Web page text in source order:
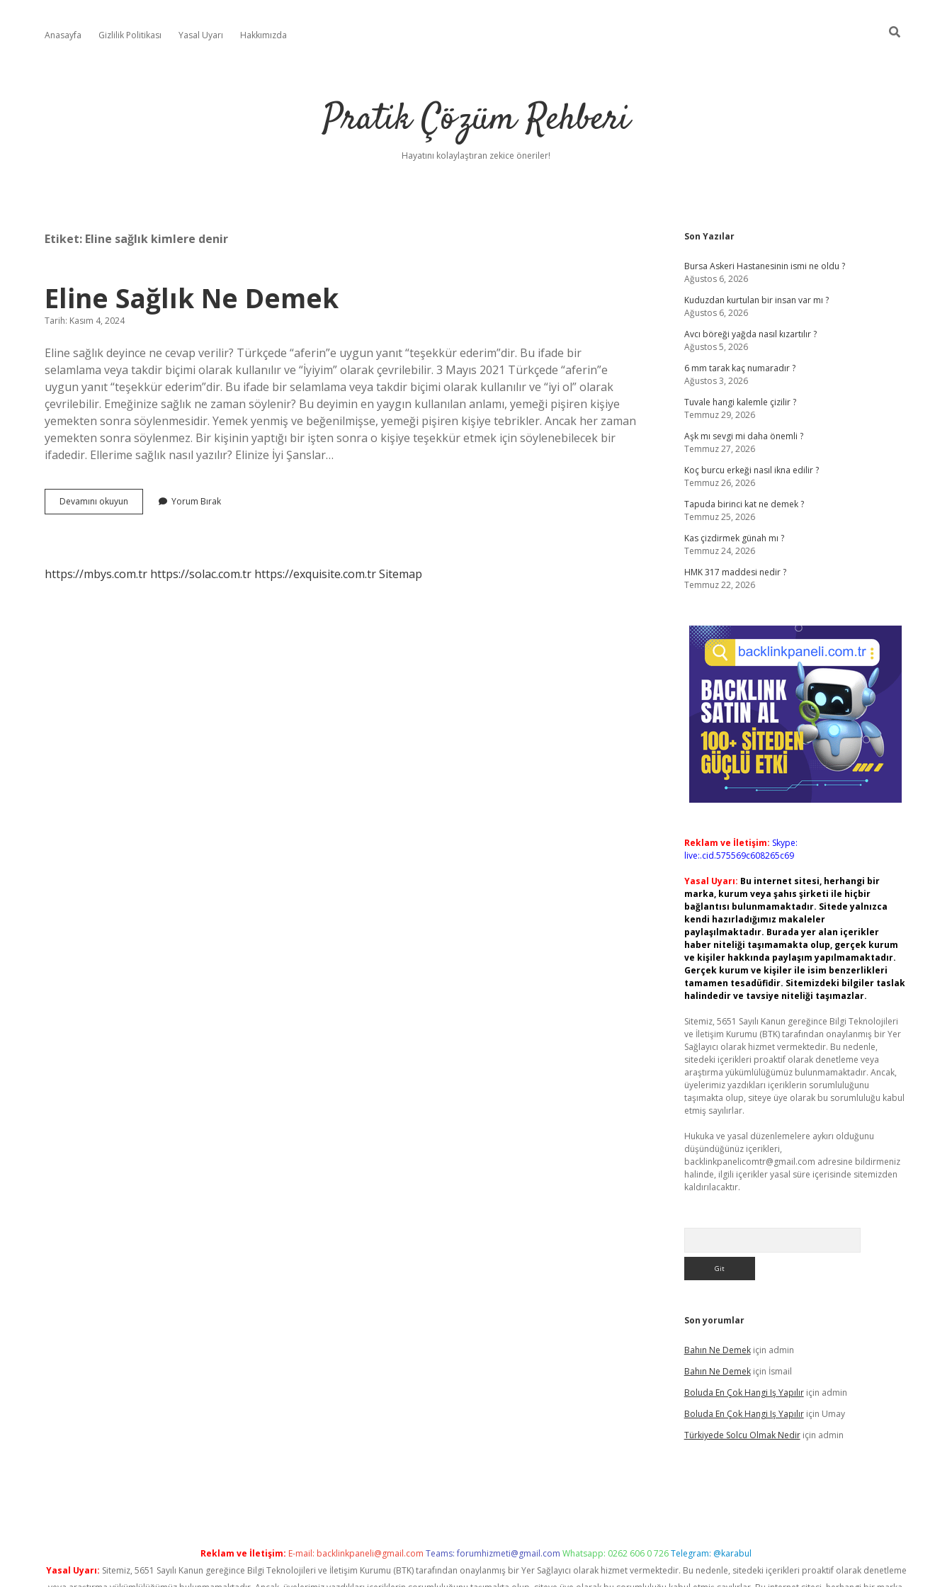
Anasayfa Gizlilik Politikası Yasal Uyarı Hakkımızda
Pratik Çözüm Rehberi
Hayatını kolaylaştıran zekice öneriler!
Etiket: Eline sağlık kimlere denir
Eline Sağlık Ne Demek
Tarih: Kasım 4, 2024
Eline sağlık deyince ne cevap verilir? Türkçede “aferin”e uygun yanıt “teşekkür ederim”dir. Bu ifade bir
selamlama veya takdir biçimi olarak kullanılır ve “İyiyim” olarak çevrilebilir. 3 Mayıs 2021 Türkçede “aferin”e
uygun yanıt “teşekkür ederim”dir. Bu ifade bir selamlama veya takdir biçimi olarak kullanılır ve “iyi ol” olarak
çevrilebilir. Emeğinize sağlık ne zaman söylenir? Bu deyimin en yaygın kullanılan anlamı, yemeği pişiren kişiye
yemekten sonra söylenmesidir. Yemek yenmiş ve beğenilmişse, yemeği pişiren kişiye tebrikler. Ancak her zaman
yemekten sonra söylenmez. Bir kişinin yaptığı bir işten sonra o kişiye teşekkür etmek için söylenebilecek bir
ifadedir. Ellerime sağlık nasıl yazılır? Elinize İyi Şanslar…
Devamını okuyun
Sağlık
Yorum Bırak
https://mbys.com.tr https://solac.com.tr https://exquisite.com.trSitemap
Sidebar
Son Yazılar
Bursa Askeri Hastanesinin ismi ne oldu ?
Ağustos 6, 2026
Kuduzdan kurtulan bir insan var mı ?
Ağustos 6, 2026
Avcı böreği yağda nasıl kızartılır ?
Ağustos 5, 2026
6 mm tarak kaç numaradır ?
Ağustos 3, 2026
Tuvale hangi kalemle çizilir ?
Temmuz 29, 2026
Aşk mı sevgi mi daha önemli ?
Temmuz 27, 2026
Koç burcu erkeği nasıl ikna edilir ?
Temmuz 26, 2026
Tapuda birinci kat ne demek ?
Temmuz 25, 2026
Kas çizdirmek günah mı ?
Temmuz 24, 2026
HMK 317 maddesi nedir ?
Temmuz 22, 2026
Reklam ve İletişim: Skype:
live:.cid.575569c608265c69
Yasal Uyarı: Bu internet sitesi, herhangi bir
marka, kurum veya şahıs şirketi ile hiçbir
bağlantısı bulunmamaktadır. Sitede yalnızca
kendi hazırladığımız makaleler
paylaşılmaktadır. Burada yer alan içerikler
haber niteliği taşımamakta olup, gerçek kurum
ve kişiler hakkında paylaşım yapılmamaktadır.
Gerçek kurum ve kişiler ile isim benzerlikleri
tamamen tesadüfidir. Sitemizdeki bilgiler taslak
halindedir ve tavsiye niteliği taşımazlar.
Sitemiz, 5651 Sayılı Kanun gereğince Bilgi Teknolojileri
ve İletişim Kurumu (BTK) tarafından onaylanmış bir Yer
Sağlayıcı olarak hizmet vermektedir. Bu nedenle,
sitedeki içerikleri proaktif olarak denetleme veya
araştırma yükümlülüğümüz bulunmamaktadır. Ancak,
üyelerimiz yazdıkları içeriklerin sorumluluğunu
taşımakta olup, siteye üye olarak bu sorumluluğu kabul
etmiş sayılırlar.
Hukuka ve yasal düzenlemelere aykırı olduğunu
düşündüğünüz içerikleri,
backlinkpanelicomtr@gmail.com adresine bildirmeniz
halinde, ilgili içerikler yasal süre içerisinde sitemizden
kaldırılacaktır.
Son yorumlar
Bahın Ne Demekiçin admin
Bahın Ne Demekiçin İsmail
Boluda En Çok Hangi Iş Yapılıriçin admin
Boluda En Çok Hangi Iş Yapılıriçin Umay
Türkiyede Solcu Olmak Nediriçin admin
Reklam ve İletişim: E-mail: backlinkpaneli@gmail.com Teams:forumhizmeti@gmail.com Whatsapp: 0262 606 0 726Telegram: @karabul
Yasal Uyarı: Sitemiz, 5651 Sayılı Kanun gereğince Bilgi Teknolojileri ve İletişim Kurumu (BTK) tarafından onaylanmış bir Yer Sağlayıcı olarak hizmet vermektedir. Bu nedenle, sitedeki içerikleri proaktif olarak denetleme